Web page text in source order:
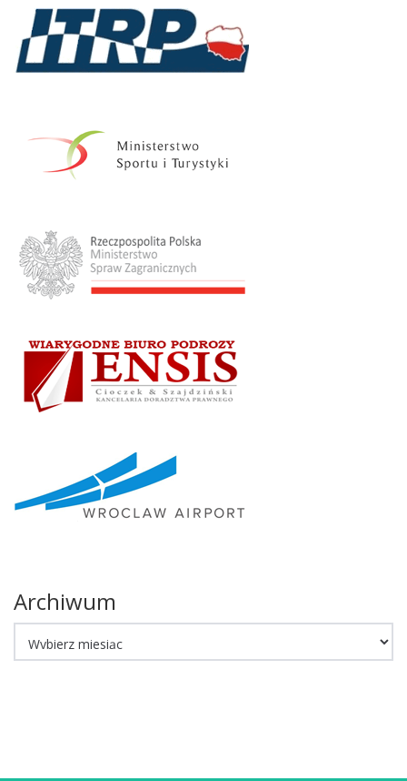
Archiwum